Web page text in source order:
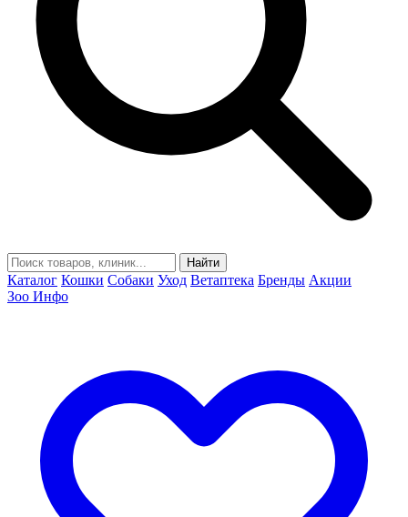
Найти
Каталог Кошки Собаки Уход Ветаптека Бренды Акции
Зоо Инфо